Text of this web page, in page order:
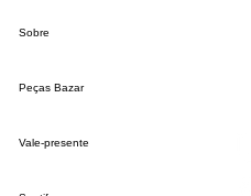
Sobre
Peças Bazar
Vale-presente